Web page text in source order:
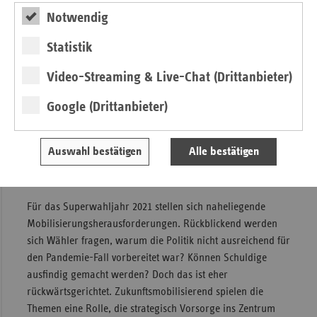
Notwendig
Statistik
Video-Streaming & Live-Chat (Drittanbieter)
Google (Drittanbieter)
Auswahl bestätigen Alle bestätigen
Grundrechtestaats. Wie stärken wir den Geltungscharakter
von Grundrechten, über die wir als Bürger alle konstitutiv
und immerwährend verfügen? Die Wertschätzung der
erstmals in der Konsequenz des Runterfahrens, wie
können. Das sind wichtige Erfahrungen und Diskussionen,
Für das Superwahljahr 2021 stellen sich naheliegende
Mobilisierungsherausforderungen. Rückblickend werden
sich Wähler fragen, warum die Politik nicht ausreichend für
den Pandemie-Fall vorbereitet war? Können Schuldige
ausfindig gemacht werden? Doch das ist eher
rückwärtsgerichtet. Zukunftsmobilisierend spielen die
Themen eine Rolle, die strategisch Vorsorge ins Zentrum